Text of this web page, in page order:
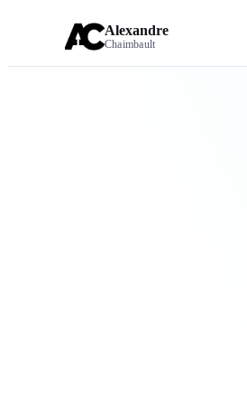
Alexandre
Chaimbault